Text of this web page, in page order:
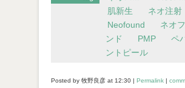
肌新生
ネオ注射
Neofound
ネオ
ンド
PMP
ペ
ントピール
Posted by 牧野良彦 at 12:30 | Permalink |